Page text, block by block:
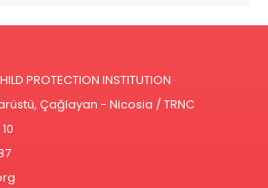
PROTECTION INSTITUTION
Çağlayan - Nicosia / TRNC